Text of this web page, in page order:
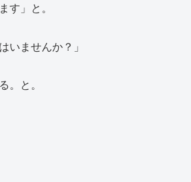
す」と。
いませんか？」
。と。